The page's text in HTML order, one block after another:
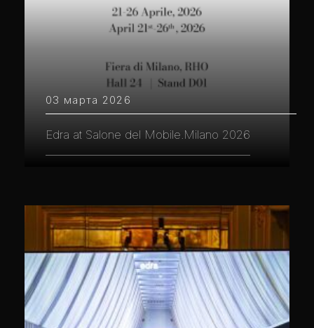
03 марта 2026
Edra at Salone del Mobile.Milano 2026